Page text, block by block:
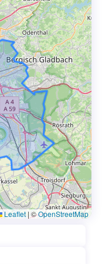
Leaflet | ©OpenStreetMap